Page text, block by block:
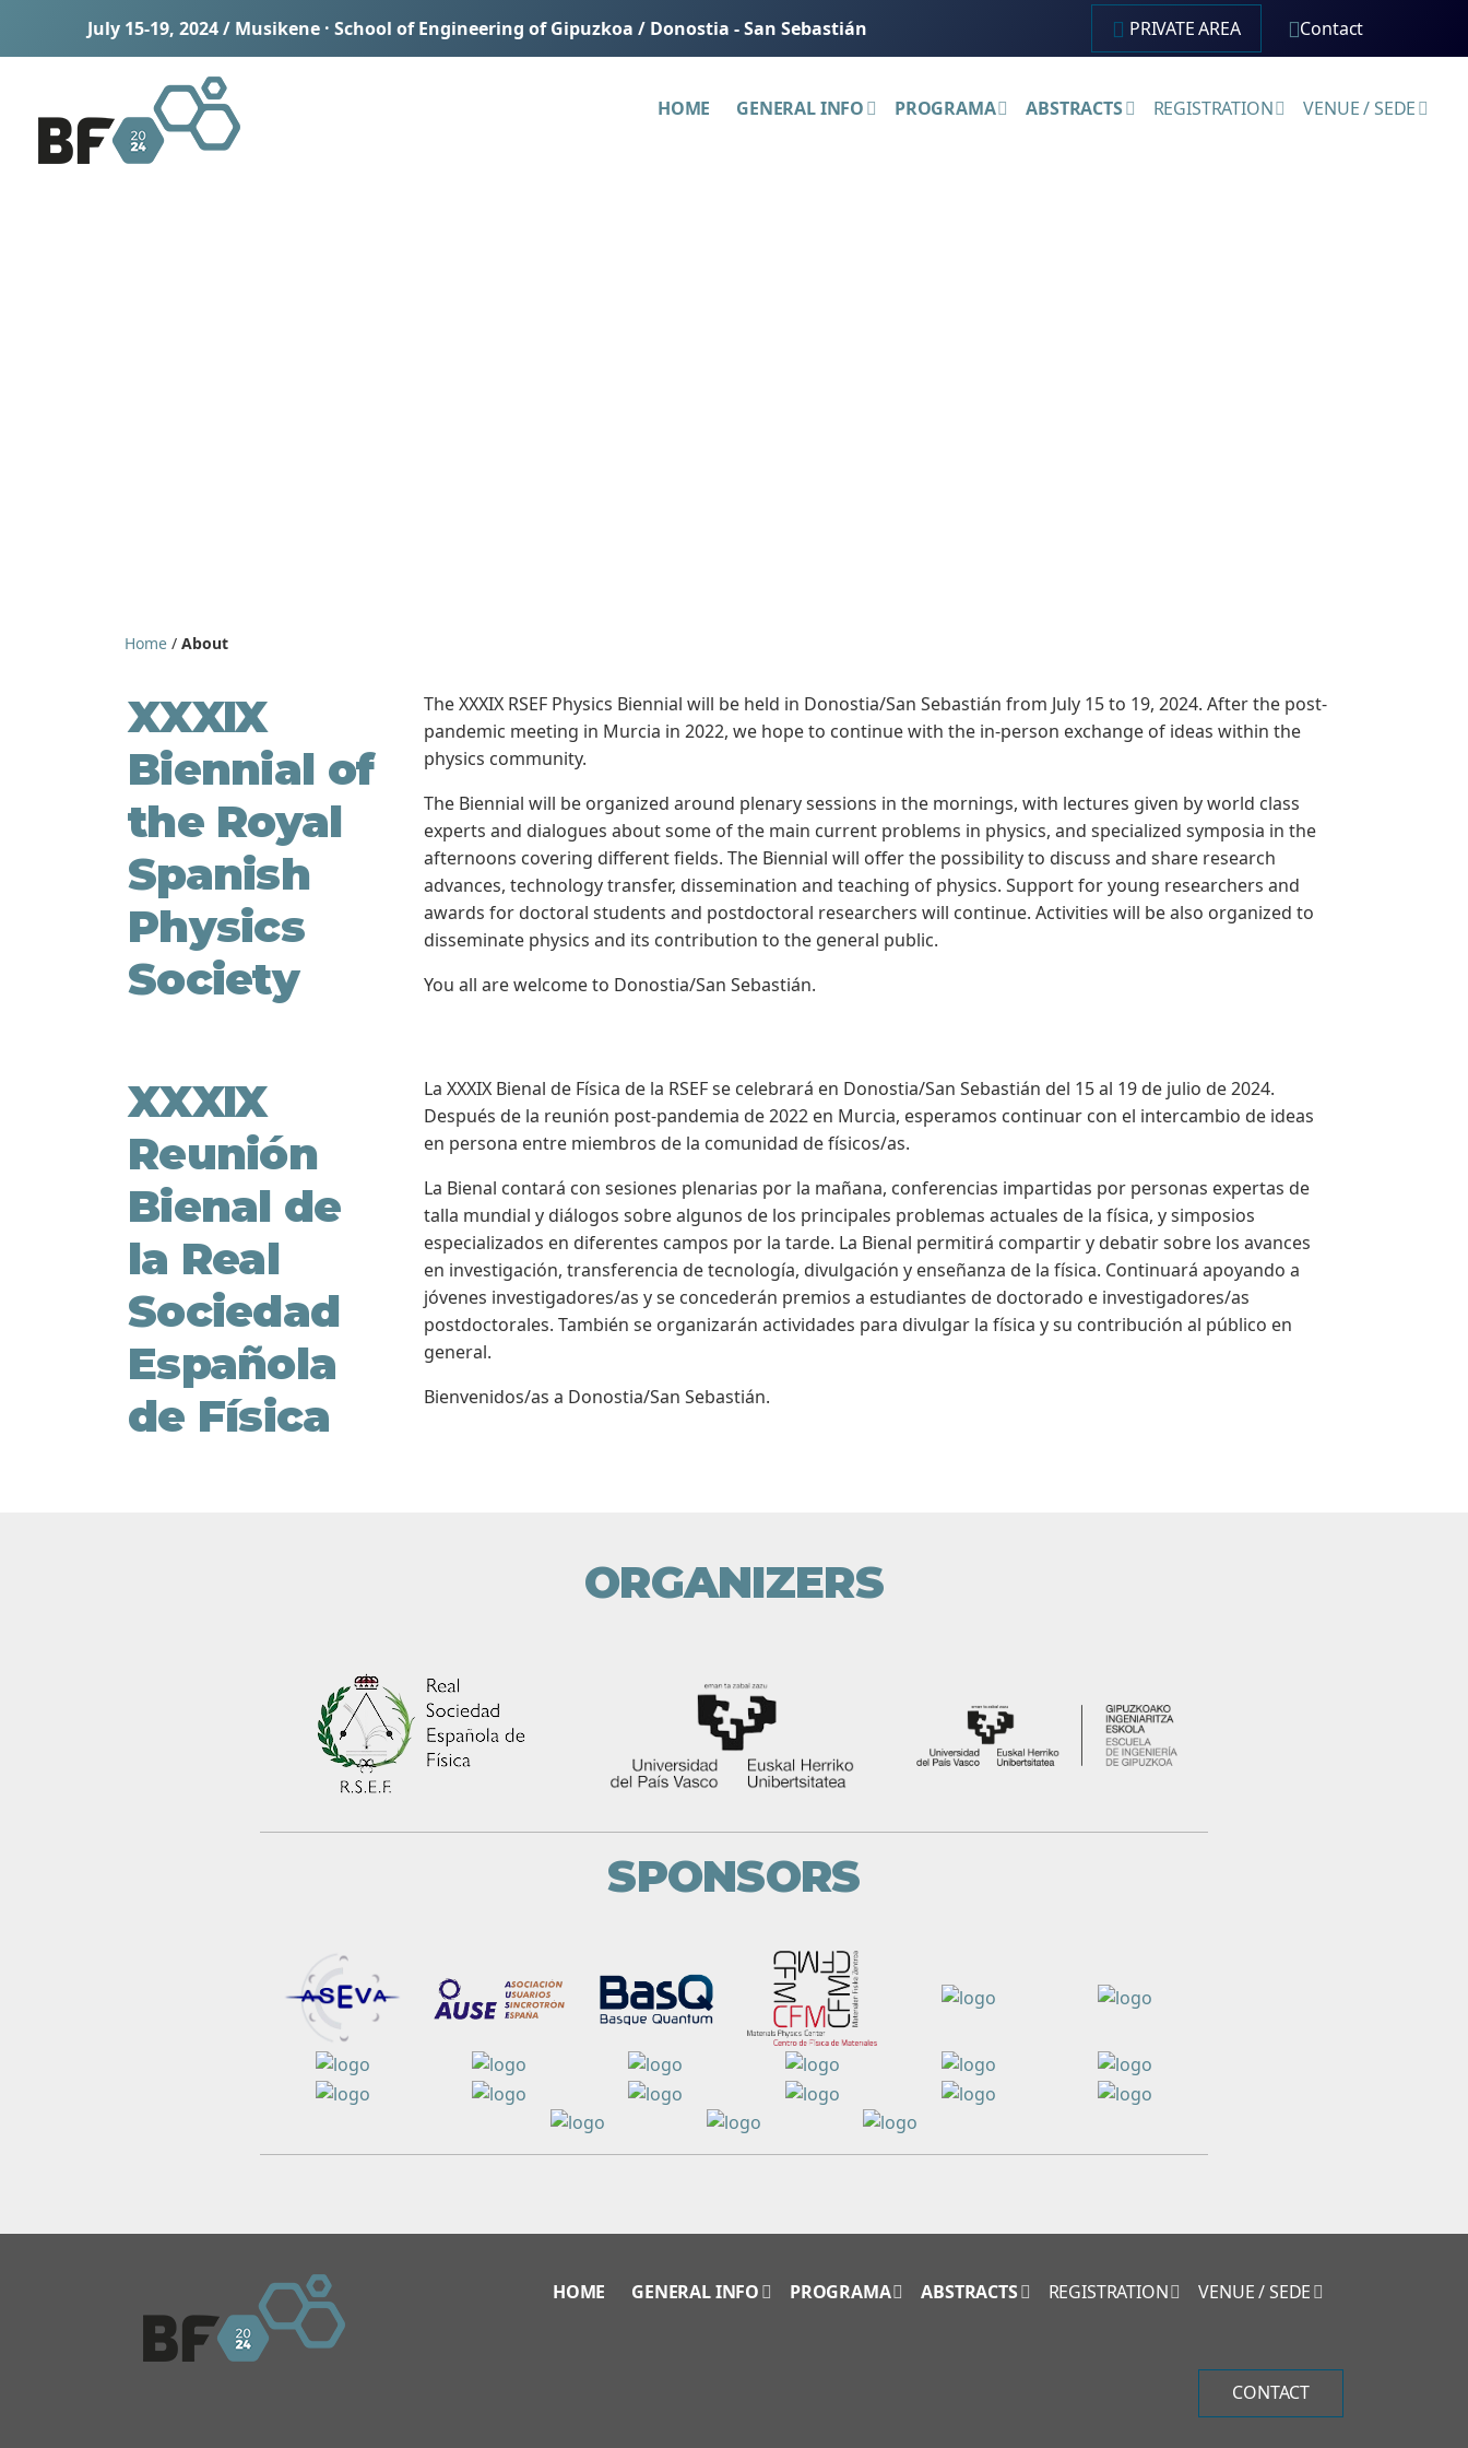
July 15-19, 2024 / Musikene · School of Engineering of Gipuzkoa / Donostia - San Sebastián PRIVATE AREA Contact
HOME GENERAL INFO PROGRAMA ABSTRACTS REGISTRATION VENUE / SEDE
Home / About
XXXIX
Biennial of
the Royal
Spanish
Physics
Society
The XXXIX RSEF Physics Biennial will be held in Donostia/San Sebastián from July 15 to 19, 2024. After the post-
pandemic meeting in Murcia in 2022, we hope to continue with the in-person exchange of ideas within the
physics community.
The Biennial will be organized around plenary sessions in the mornings, with lectures given by world class
experts and dialogues about some of the main current problems in physics, and specialized symposia in the
afternoons covering different fields. The Biennial will offer the possibility to discuss and share research
advances, technology transfer, dissemination and teaching of physics. Support for young researchers and
awards for doctoral students and postdoctoral researchers will continue. Activities will be also organized to
disseminate physics and its contribution to the general public.
You all are welcome to Donostia/San Sebastián.
XXXIX
Reunión
Bienal de
la Real
Sociedad
Española
de Física
La XXXIX Bienal de Física de la RSEF se celebrará en Donostia/San Sebastián del 15 al 19 de julio de 2024.
Después de la reunión post-pandemia de 2022 en Murcia, esperamos continuar con el intercambio de ideas
en persona entre miembros de la comunidad de físicos/as.
La Bienal contará con sesiones plenarias por la mañana, conferencias impartidas por personas expertas de
talla mundial y diálogos sobre algunos de los principales problemas actuales de la física, y simposios
especializados en diferentes campos por la tarde. La Bienal permitirá compartir y debatir sobre los avances
en investigación, transferencia de tecnología, divulgación y enseñanza de la física. Continuará apoyando a
jóvenes investigadores/as y se concederán premios a estudiantes de doctorado e investigadores/as
postdoctorales. También se organizarán actividades para divulgar la física y su contribución al público en
general.
Bienvenidos/as a Donostia/San Sebastián.
ORGANIZERS
SPONSORS
HOME GENERAL INFO PROGRAMA ABSTRACTS REGISTRATION VENUE / SEDE
CONTACT